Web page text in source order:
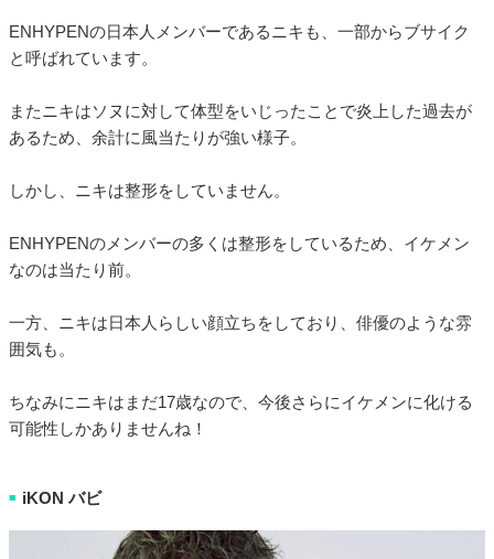
ENHYPENの日本人メンバーであるニキも、一部からブサイク
と呼ばれています。
またニキはソヌに対して体型をいじったことで炎上した過去が
あるため、余計に風当たりが強い様子。
しかし、ニキは整形をしていません。
ENHYPENのメンバーの多くは整形をしているため、イケメン
なのは当たり前。
一方、ニキは日本人らしい顔立ちをしており、俳優のような雰
囲気も。
ちなみにニキはまだ17歳なので、今後さらにイケメンに化ける
可能性しかありませんね！
■ iKON バビ